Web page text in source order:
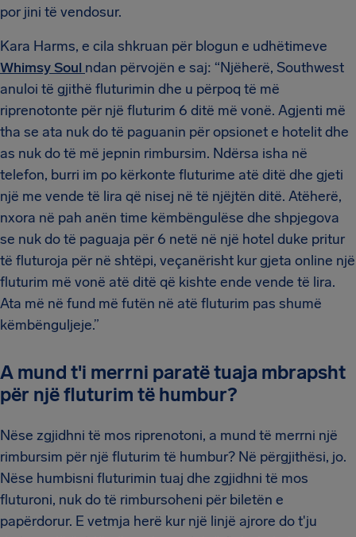
por jini të vendosur.
Kara Harms, e cila shkruan për blogun e udhëtimeve
Whimsy Soul ndan përvojën e saj: “Njëherë, Southwest
anuloi të gjithë fluturimin dhe u përpoq të më
riprenotonte për një fluturim 6 ditë më vonë. Agjenti më
tha se ata nuk do të paguanin për opsionet e hotelit dhe
as nuk do të më jepnin rimbursim. Ndërsa isha në
telefon, burri im po kërkonte fluturime atë ditë dhe gjeti
një me vende të lira që nisej në të njëjtën ditë. Atëherë,
nxora në pah anën time këmbëngulëse dhe shpjegova
se nuk do të paguaja për 6 netë në një hotel duke pritur
të fluturoja për në shtëpi, veçanërisht kur gjeta online një
fluturim më vonë atë ditë që kishte ende vende të lira.
Ata më në fund më futën në atë fluturim pas shumë
këmbënguljeje.”
A mund t'i merrni paratë tuaja mbrapsht
për një fluturim të humbur?
Nëse zgjidhni të mos riprenotoni, a mund të merrni një
rimbursim për një fluturim të humbur? Në përgjithësi, jo.
Nëse humbisni fluturimin tuaj dhe zgjidhni të mos
fluturoni, nuk do të rimbursoheni për biletën e
papërdorur. E vetmja herë kur një linjë ajrore do t'ju